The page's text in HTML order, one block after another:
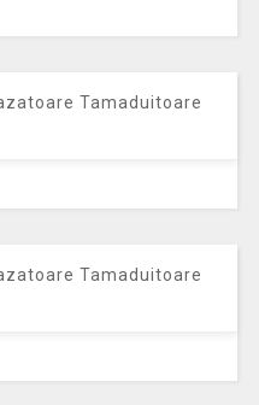
Tamaduitoare
Tamaduitoare